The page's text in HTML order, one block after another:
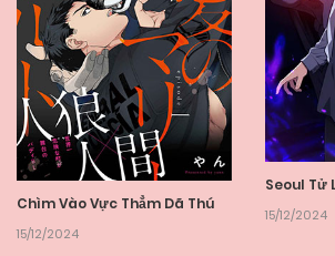
Chìm Vào Vực Thẳm Dã Thú
15/12/2024
Seoul Tử
15/12/2024